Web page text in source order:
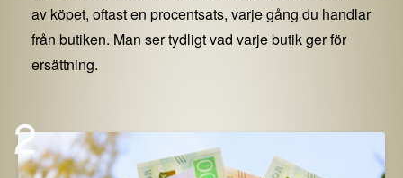
av köpet, oftast en procentsats, varje gång du handlar
från butiken. Man ser tydligt vad varje butik ger för
ersättning.
2